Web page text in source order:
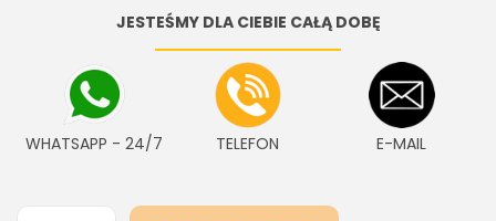
JESTEŚMY DLA CIEBIE CAŁĄ DOBĘ
WHATSAPP - 24/7 TELEFON E-MAIL